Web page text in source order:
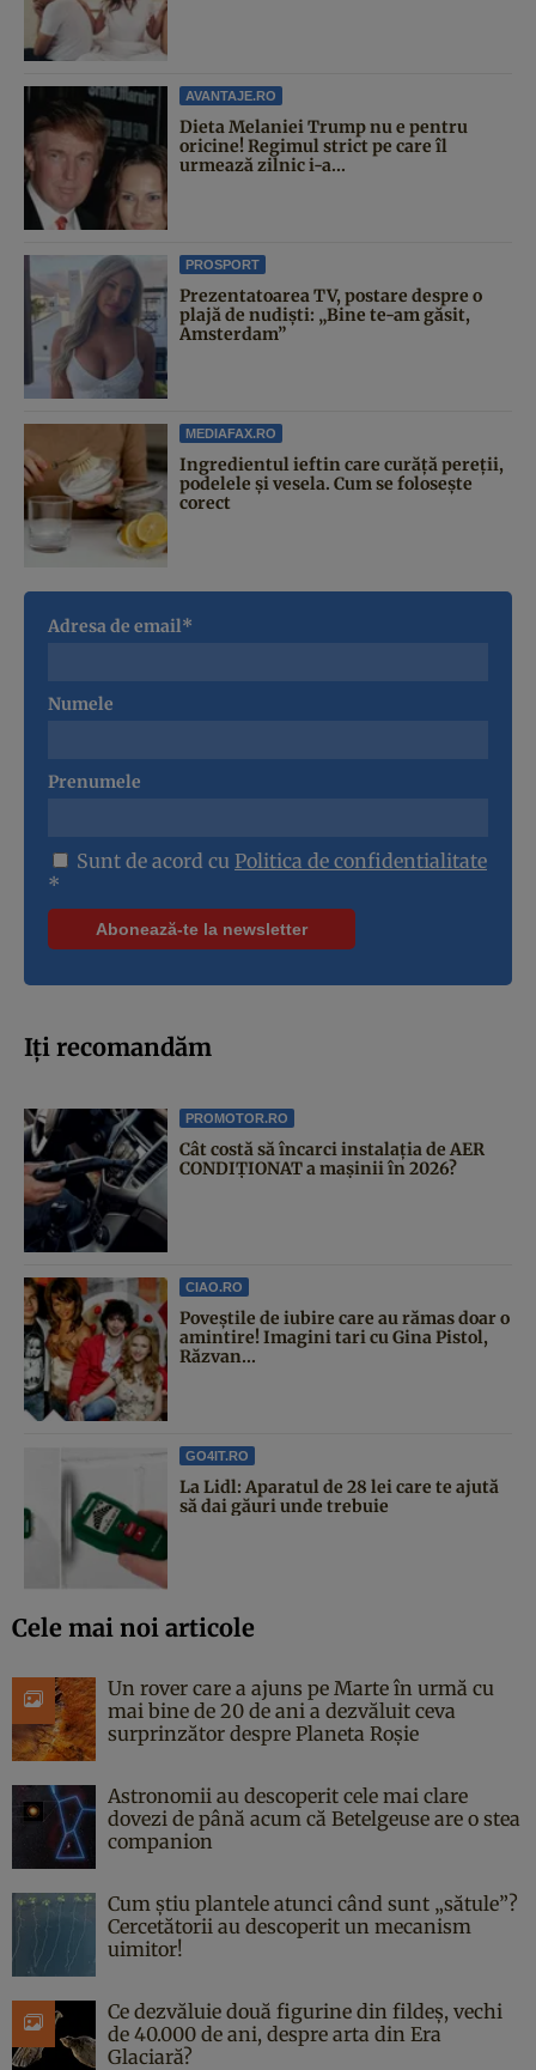
AVANTAJE.RO
Dieta Melaniei Trump nu e pentru
oricine! Regimul strict pe care îl
urmează zilnic i-a...
PROSPORT
Prezentatoarea TV, postare despre o
plajă de nudiști: „Bine te-am găsit,
Amsterdam”
MEDIAFAX.RO
Ingredientul ieftin care curăță pereții,
podelele și vesela. Cum se folosește
corect
Adresa de email*
Numele
Prenumele
Sunt de acord cu Politica de confidentialitate
*
Iți recomandăm
PROMOTOR.RO
Cât costă să încarci instalația de AER
CONDIȚIONAT a mașinii în 2026?
CIAO.RO
Poveştile de iubire care au rămas doar o
amintire! Imagini tari cu Gina Pistol,
Răzvan...
GO4IT.RO
La Lidl: Aparatul de 28 lei care te ajută
să dai găuri unde trebuie
Cele mai noi articole
Un rover care a ajuns pe Marte în urmă cu
mai bine de 20 de ani a dezvăluit ceva
surprinzător despre Planeta Roșie
Astronomii au descoperit cele mai clare
dovezi de până acum că Betelgeuse are o stea
companion
Cum știu plantele atunci când sunt „sătule”?
Cercetătorii au descoperit un mecanism
uimitor!
Ce dezvăluie două figurine din fildeș, vechi
de 40.000 de ani, despre arta din Era
Glaciară?